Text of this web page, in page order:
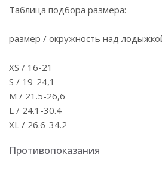
Таблица подбора размера:
размер / окружность над
XS / 16-21
S / 19-24,1
M / 21.5-26,6
L / 24.1-30.4
XL / 26.6-34.2
Противопоказания